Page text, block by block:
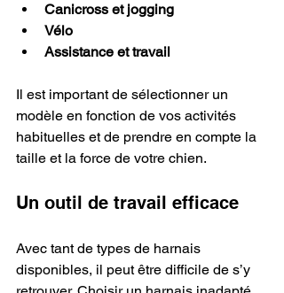
Canicross et jogging
Vélo
Assistance et travail
Il est important de sélectionner un
modèle en fonction de vos activités
habituelles et de prendre en compte la
taille et la force de votre chien.
Un outil de travail efficace
Avec tant de types de harnais
disponibles, il peut être difficile de s’y